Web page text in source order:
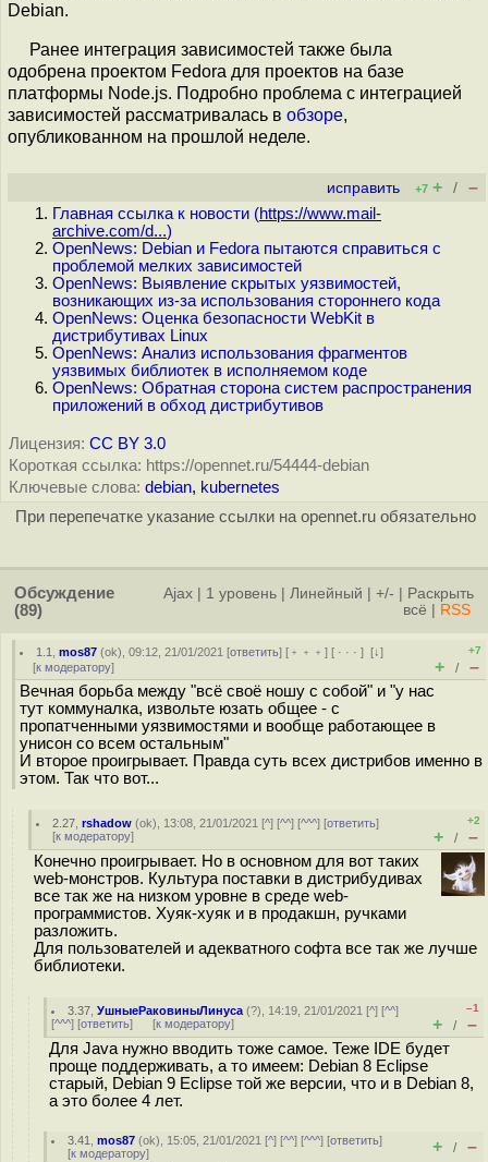
Debian.
Ранее интеграция зависимостей также была
одобрена проектом Fedora для проектов на базе
платформы Node.js. Подробно проблема с интеграцией
зависимостей рассматривалась в обзоре,
опубликованном на прошлой неделе.
исправить +7 + / –
Главная ссылка к новости (https://www.mail-
archive.com/d...)
OpenNews: Debian и Fedora пытаются справиться с
проблемой мелких зависимостей
OpenNews: Выявление скрытых уязвимостей,
возникающих из-за использования стороннего кода
OpenNews: Оценка безопасности WebKit в
дистрибутивах Linux
OpenNews: Анализ использования фрагментов
уязвимых библиотек в исполняемом коде
OpenNews: Обратная сторона систем распространения
приложений в обход дистрибутивов
Лицензия: CC BY 3.0
Короткая ссылка: https://opennet.ru/54444-debian
Ключевые слова: debian, kubernetes
При перепечатке указание ссылки на opennet.ru обязательно
Обсуждение
(89)
Ajax 1 уровень Линейный +/-
Раскрыть
всё
RSS
1.1 ,mos87 (ok), 09:12, 21/01/2021 [ответить] [ ﹢﹢﹢] [ · · ·][↓]
[к модератору]
+7
+ / –
Вечная борьба между "всё своё ношу с собой" и "у нас
тут коммуналка, извольте юзать общее - с
пропатченными уязвимостями и вообще работающее в
унисон со всем остальным"
И второе проигрывает. Правда суть всех дистрибов именно в
этом. Так что вот...
2.27 ,rshadow (ok), 13:08, 21/01/2021 [^] [^^] [^^^] [ответить]
[к модератору]
+2
+ / –
Конечно проигрывает. Но в основном для вот таких
web-монстров. Культура поставки в дистрибудивах
все так же на низком уровне в среде web-
программистов. Хуяк-хуяк и в продакшн, ручками
разложить.
Для пользователей и адекватного софта все так же лучше
библиотеки.
3.37 ,УшныеРаковиныЛинуса (?), 14:19, 21/01/2021 [^] [^^]
[^^^] [ответить] [к модератору]
–1
+ / –
Для Java нужно вводить тоже самое. Теже IDE будет
проще поддерживать, а то имеем: Debian 8 Eclipse
старый, Debian 9 Eclipse той же версии, что и в Debian 8,
а это более 4 лет.
3.41 ,mos87 (ok), 15:05, 21/01/2021 [^] [^^] [^^^] [ответить]
[к модератору] + / –